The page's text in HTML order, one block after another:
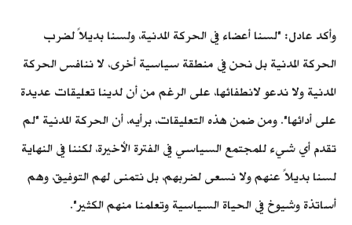
وأكد عادل: "لسنا أعضاء في الحركة المدنية، ولسنا بديلاً لضرب
الحركة المدنية بل نحن في منطقة سياسية أخرى، لا ننافس الحركة
المدنية ولا ندعو لانطفائها، على الرغم من أن لدينا تعليقات عديدة
على أدائها". ومن ضمن هذه التعليقات، برأيه، أن الحركة المدنية "لم
تقدم أي شيء للمجتمع السياسي في الفترة الأخيرة، لكننا في النهاية
لسنا بديلاً عنهم ولا نسعى لضربهم، بل نتمنى لهم التوفيق، وهم
أساتذة وشيوخ في الحياة السياسية وتعلمنا منهم الكثير".